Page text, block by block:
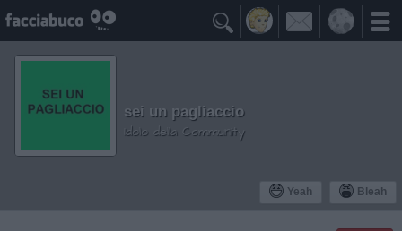

Yeah Bleah
sei un pagliaccio
Idolo della Community